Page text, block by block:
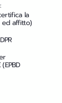
la
affitto)